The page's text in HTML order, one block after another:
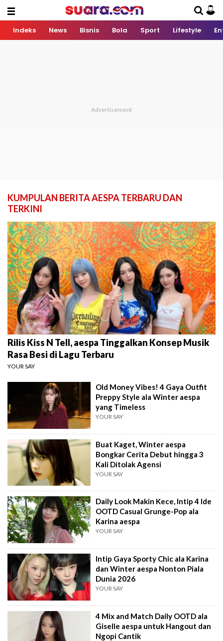
Indeks News Bisnis Bola Sport Lifestyle
KUMPULAN BERITA AESPA TERBARU DAN
TERKINI
Rilis Kiss N Tell, aespa Tinggalkan Konsep Musik
Rasa Besi di Lagu Terbaru
YOUR SAY
Old Money Vibes! 4 Gaya Outfit
Preppy Style ala Winter aespa
yang Timeless
YOUR SAY
Buat Kaget, Winter aespa
Bongkar Cerita Debut hingga 3
Kali Ditolak Agensi
YOUR SAY
Daily Look Makin Kece, Intip 4 Ide
OOTD Casual Grunge-Pop ala
Karina aespa
YOUR SAY
Intip Gaya Sporty Chic ala Karina
dan Winter aespa Nonton Piala
Dunia 2026
YOUR SAY
4 Mix and Match Daily OOTD ala
Giselle aespa untuk Hangout dan
Ngopi Cantik